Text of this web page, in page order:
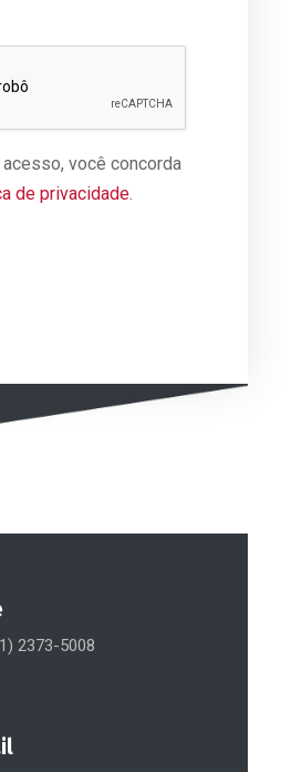
você concorda
de privacidade.
2373-5008